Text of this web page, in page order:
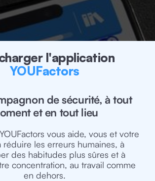
Regarder la vidéo
l'application
YOUFactors
de sécurité, à tout
et en tout lieu
vous aide, vous et votre
réduire les erreurs humaines, à
des habitudes plus sûres et à
concentration, au travail comme
en dehors.